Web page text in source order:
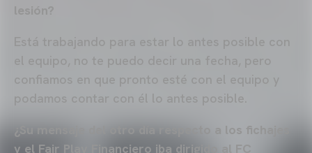
Está trabajando para estar lo antes posible con
el equipo, no te puedo decir una fecha, pero
confiamos en que pronto esté con el equipo y
podamos contar con él lo antes posible.
¿Su mensaje del otro día respecto a los fichajes
y el Fair Play Financiero iba dirigido al FC